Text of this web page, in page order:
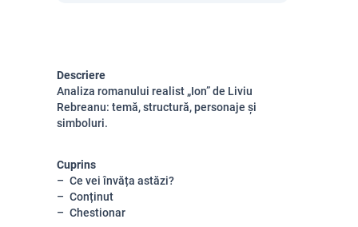
Descriere
Analiza romanului realist „Ion” de Liviu
Rebreanu: temă, structură, personaje și
simboluri.
Cuprins
Ce vei învăța astăzi?
Conținut
Chestionar